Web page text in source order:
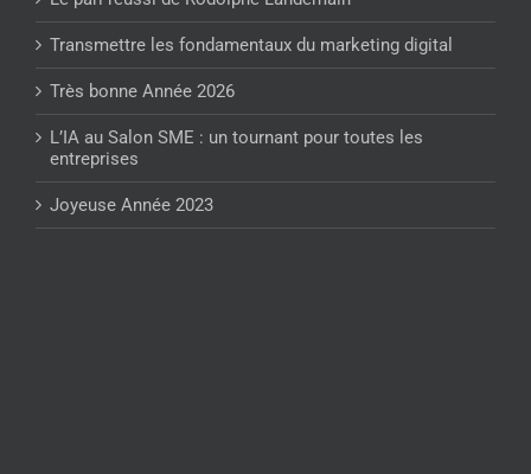
Transmettre les fondamentaux du marketing digital
Très bonne Année 2026
L’IA au Salon SME : un tournant pour toutes les
entreprises
Joyeuse Année 2023